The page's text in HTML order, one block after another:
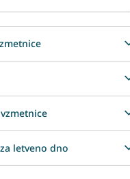
letveno dno